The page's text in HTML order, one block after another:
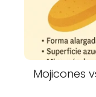
Mojicones